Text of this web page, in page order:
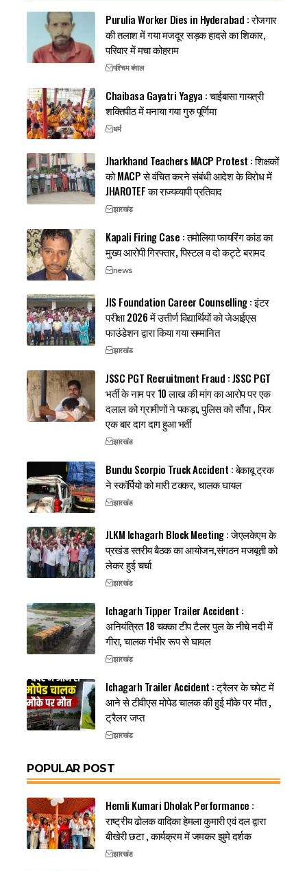
Purulia Worker Dies in Hyderabad : रोजगार
की तलाश में गया मजदूर सड़क हादसे का शिकार,
परिवार में मचा कोहराम
पश्चिम बंगाल
Chaibasa Gayatri Yagya : चाईबासा गायत्री
शक्तिपीठ में मनाया गया गुरु पूर्णिमा
धर्म
Jharkhand Teachers MACP Protest : शिक्षकों
को MACP से वंचित करने संबंधी आदेश के विरोध में
JHAROTEF का राज्यव्यापी प्रतिवाद
झारखंड
Kapali Firing Case : तमोलिया फायरिंग कांड का
मुख्य आरोपी गिरफ्तार, पिस्टल व दो कट्टे बरामद
news
JIS Foundation Career Counselling : इंटर
परीक्षा 2026 में उत्तीर्ण विद्यार्थियों को जेआईएस
फाउंडेशन द्वारा किया गया सम्मानित
झारखंड
JSSC PGT Recruitment Fraud : JSSC PGT
भर्ती के नाम पर 10 लाख की मांग का आरोप पर एक
दलाल को ग्रामीणों ने पकड़ा, पुलिस को सौंपा , फिर
एक बार दाग दाग हुआ भर्ती
झारखंड
Bundu Scorpio Truck Accident : बेकाबू ट्रक
ने स्कॉर्पियो को मारी टक्कर, चालक घायल
झारखंड
JLKM Ichagarh Block Meeting : जेएलकेएम के
प्रखंड स्तरीय बैठक का आयोजन,संगठन मजबूती को
लेकर हुई चर्चा
झारखंड
Ichagarh Tipper Trailer Accident :
अनियंत्रित 18 चक्का टीप टैलर पुल के नीचे नदी में
गीरा, चालक गंभीर रूप से घायल
झारखंड
Ichagarh Trailer Accident : ट्रैलर के चपेट में
आने से टीवीएस मोपेड चालक की हुई मौके पर मौत ,
ट्रैलर जप्त
झारखंड
POPULAR POST
Hemli Kumari Dholak Performance :
राष्ट्रीय ढोलक वादिका हेमला कुमारी एवं दल द्वारा
बीखेरी छटा , कार्यक्रम में जमकर झुमे दर्शक
झारखंड